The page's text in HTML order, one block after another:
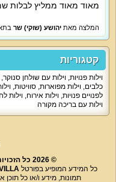
מאוד מאוד ממליץ לבלות שם
המלצה מאת יהושע (שוקי) שר בתאריך
קטגוריות
וילות פנויות, וילות עם שולחן סנוקר,
כלבים, וילות מפוארות, סוויטות,
לפנויים פנויות, וילות אירוח, וילות
וילות עם בריכה מקורה
© 2026 כל הזכויות שמורות לפורטל בא לי וילה
כל המידע המופיע בפורטל
תמונות, מידע ו/או כל